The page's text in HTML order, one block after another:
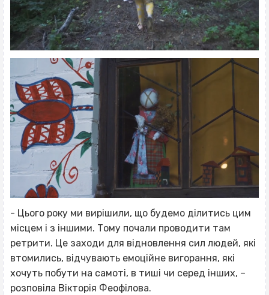
- Цього року ми вирішили, що будемо ділитись цим
місцем і з іншими. Тому почали проводити там
ретрити. Це заходи для відновлення сил людей, які
втомились, відчувають емоційне вигорання, які
хочуть побути на самоті, в тиші чи серед інших, –
розповіла Вікторія Феофілова.